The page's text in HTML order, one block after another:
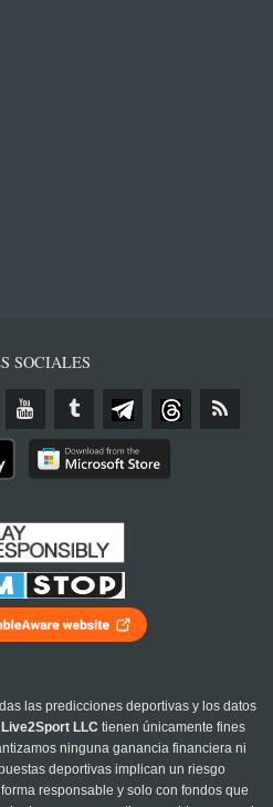
SOCIALES
las predicciones deportivas y los datos
Live2Sport LLC tienen únicamente fines
ninguna ganancia financiera ni
deportivas implican un riesgo
responsable y solo con fondos que